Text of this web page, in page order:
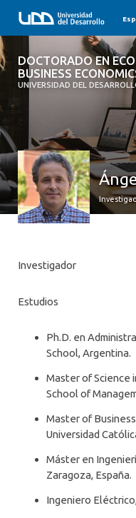
DOCTORADO EN
BUSINESS
UNIVERSIDAD DEL
DOCTORADO EN
NEGOCIOS (PH.D. IN
ECONOMICS)
PRESENTACIÓN DEL
CUERPO ACADÉMICO
ESTUDIANTES
ÁREAS Y LÍNEAS DE
Investigador
Estudios
Ph.D. en
School, Argentina.
Master of Science
School of
Master of
Universidad
Máster en
Zaragoza, España.
Ingeniero